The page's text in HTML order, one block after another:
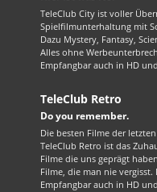
TeleClub City ist voller
Spielfilmunterhaltung mit
Dazu Mystery, Fantasy,
Alles ohne
Empfangbar auch in HD
TeleClub Retro
Do you remember.
Die besten Filme der
TeleClub Retro ist das
Filme die uns geprägt
Filme, die man nie
Empfangbar auch in HD